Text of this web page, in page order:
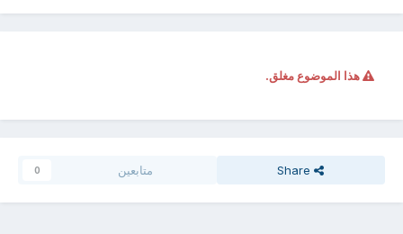
هذا الموضوع مغلق.
Share متابعين 0